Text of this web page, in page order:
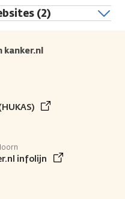
(2)
kanker.nl
infolijn